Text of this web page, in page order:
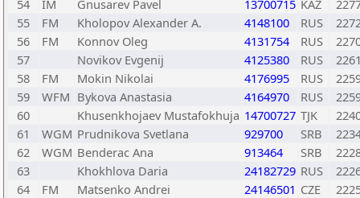
54
IM Gnusarev Pavel 13700715 KAZ
55
FM Kholopov Alexander A. 4148100 RUS
56
FM Konnov Oleg 4131754 RUS
57
Novikov Evgenij 4125380 RUS
58
FM Mokin Nikolai 4176995 RUS
59
WFM Bykova Anastasia 4164970 RUS
60
Khusenkhojaev Mustafokhuja 14700727 TJK
61
WGM Prudnikova Svetlana 929700 SRB
62
WGM Benderac Ana 913464 SRB
63
Khokhlova Daria 24182729 RUS
64
FM Matsenko Andrei 24146501 CZE